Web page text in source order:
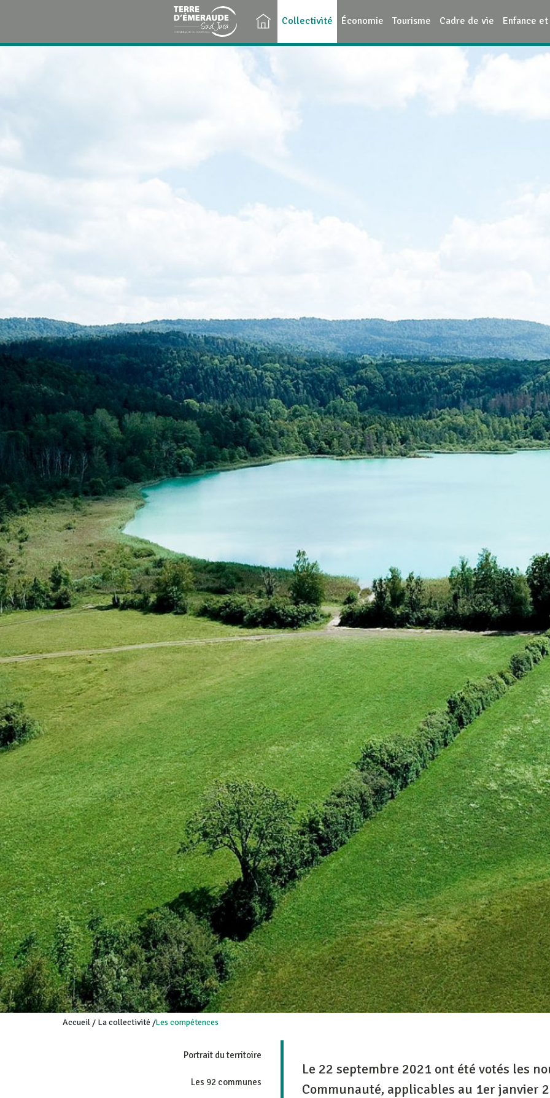
Collectivité Économie Tourisme Cadre de vie Enfance
Accueil / La collectivité /Les compétences
Portrait du territoire
Les 92 communes
Le 22 septembre 2021 ont été votés les
Communauté, applicables au 1er janvier